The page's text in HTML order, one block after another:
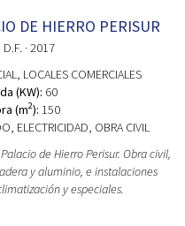
DE HIERRO PERISUR
D.F. · 2017
, LOCALES COMERCIALES
(KW): 60
(m2): 150
ELECTRICIDAD, OBRA CIVIL
de Hierro Perisur. Obra civil,
y aluminio, e instalaciones
y especiales.